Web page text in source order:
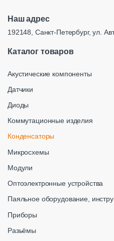
Наш адрес
192148, Санкт-Петербург, ул.
Каталог товаров
Акустические компоненты
Датчики
Диоды
Коммутационные изделия
Конденсаторы
Микросхемы
Модули
Оптоэлектронные устройства
Паяльное оборудование,
Приборы
Разьёмы